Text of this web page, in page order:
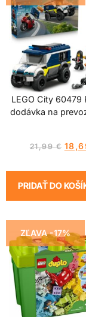
LEGO City 60479
dodávka na
21,99€
PRIDAŤ DO
ZĽAVA -17%